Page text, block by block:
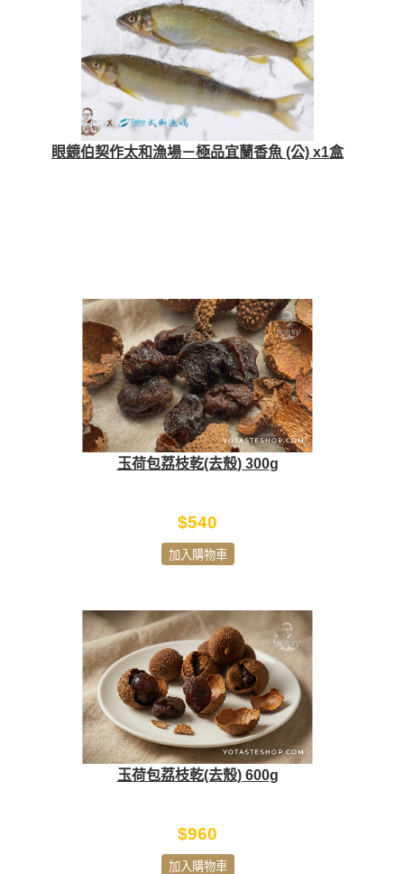
眼鏡伯契作太和漁場－極品宜蘭香魚 (公) x1盒
玉荷包荔枝乾(去殼) 300g
$540
加入購物車
玉荷包荔枝乾(去殼) 600g
$960
加入購物車